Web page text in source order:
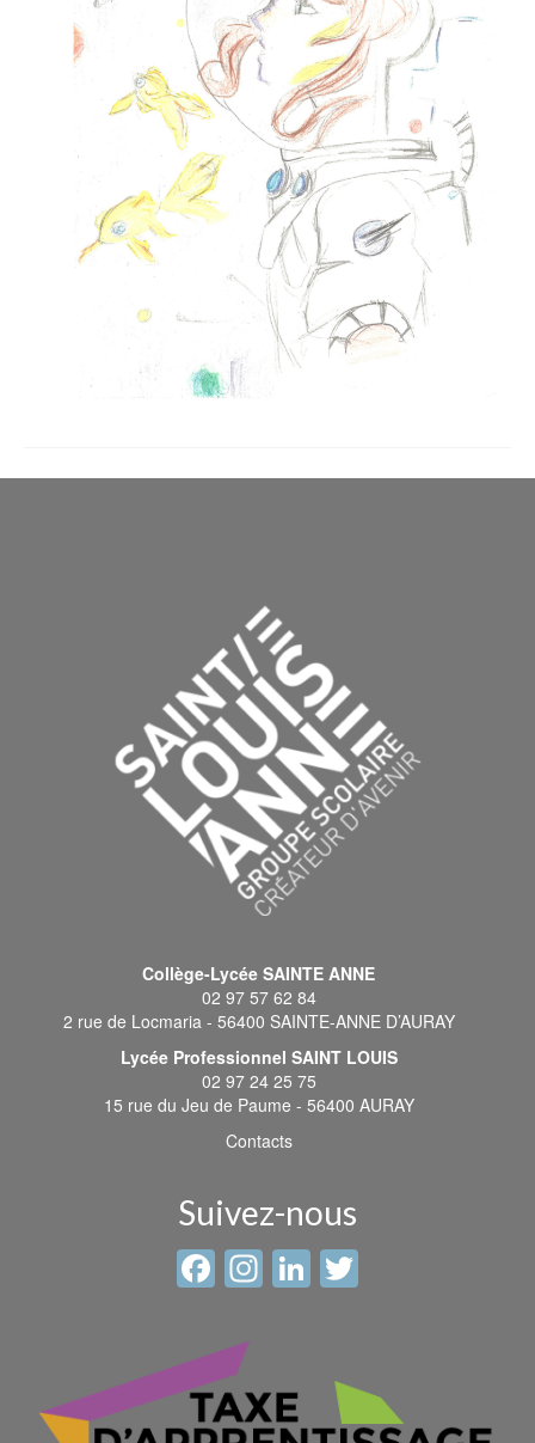
Collège-Lycée SAINTE ANNE
02 97 57 62 84
2 rue de Locmaria - 56400 SAINTE-ANNE D’AURAY
Lycée Professionnel SAINT LOUIS
02 97 24 25 75
15 rue du Jeu de Paume - 56400 AURAY
Contacts
Suivez-nous
Facebook
Instagram
LinkedIn